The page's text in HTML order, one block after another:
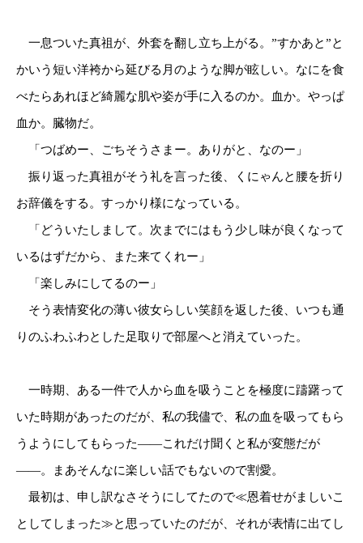
一息ついた真祖が、外套を翻し立ち上がる。”すかあと”と
かいう短い洋袴から延びる月のような脚が眩しい。なにを食
べたらあれほど綺麗な肌や姿が手に入るのか。血か。やっぱ
血か。臓物だ。
「つばめー、ごちそうさまー。ありがと、なのー」
振り返った真祖がそう礼を言った後、くにゃんと腰を折り
お辞儀をする。すっかり様になっている。
「どういたしまして。次までにはもう少し味が良くなって
いるはずだから、また来てくれー」
「楽しみにしてるのー」
そう表情変化の薄い彼女らしい笑顔を返した後、いつも通
りのふわふわとした足取りで部屋へと消えていった。
一時期、ある一件で人から血を吸うことを極度に躊躇って
いた時期があったのだが、私の我儘で、私の血を吸ってもら
うようにしてもらった――これだけ聞くと私が変態だが
――。まあそんなに楽しい話でもないので割愛。
最初は、申し訳なさそうにしてたので≪恩着せがましいこ
としてしまった≫と思っていたのだが、それが表情に出てし